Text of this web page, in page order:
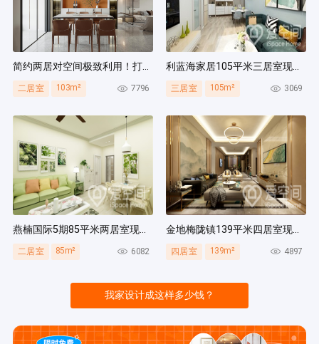
简约两居对空间极致利用！打造多组通顶柜，整齐能装！
二居室 103m² 7796
利蓝海家居105平米三居室现代简约风装修案例
三居室 105m² 3069
燕楠国际5期85平米两居室现代简约风装修案例
二居室 85m² 6082
金地梅陇镇139平米四居室现代简约风装修案例
四居室 139m² 4897
我家设计成这样多少钱？